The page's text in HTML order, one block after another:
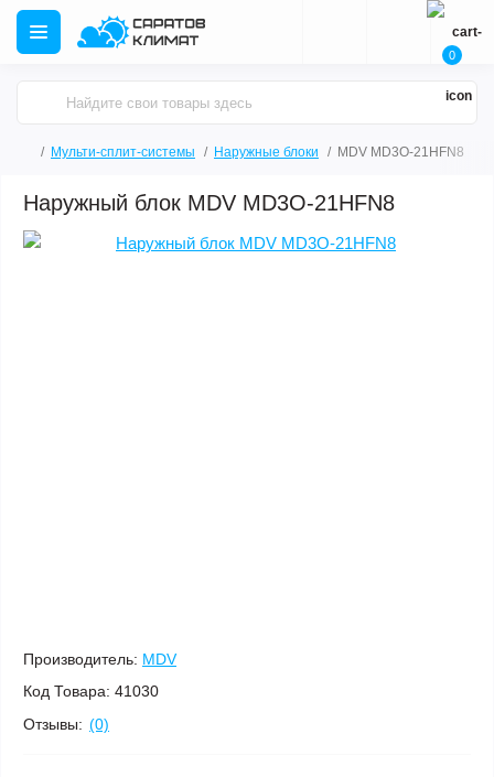
0
Мульти-сплит-системы Наружные блоки MDV MD3O-21HFN8
Наружный блок MDV MD3O-21HFN8
Производитель: MDV
Код Товара: 41030
Отзывы: (0)